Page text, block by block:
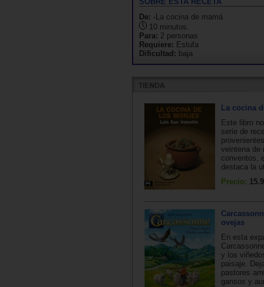
De: -La cocina de mamá
10 minutos.
Para: 2 personas
Requiere: Estufa
Dificultad: baja
La cocina
Este libro
serie de
veintena de
conventos,
destaca la
Precio:
ovejas
En esta
y los
paisaje.
pastores
gansos y